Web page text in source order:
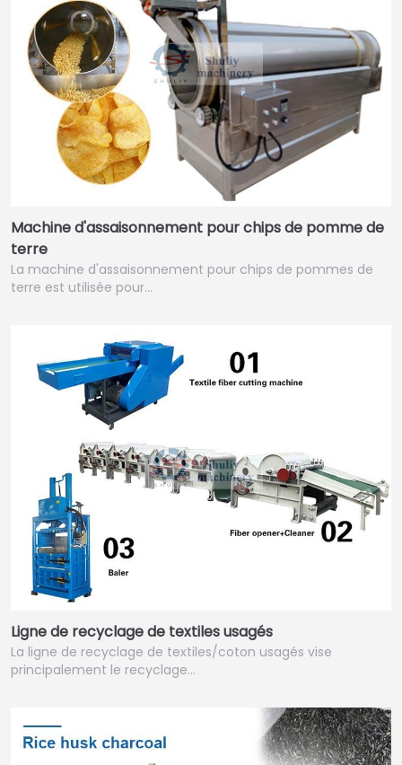
Machine d'assaisonnement pour chips de pomme de
terre
La machine d'assaisonnement pour chips de pommes de
terre est utilisée pour…
Ligne de recyclage de textiles usagés
La ligne de recyclage de textiles/coton usagés vise
principalement le recyclage…